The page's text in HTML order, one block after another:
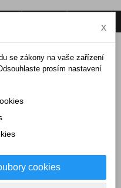
x
se zákony na vaše zařízení
prosím nastavení
cookies